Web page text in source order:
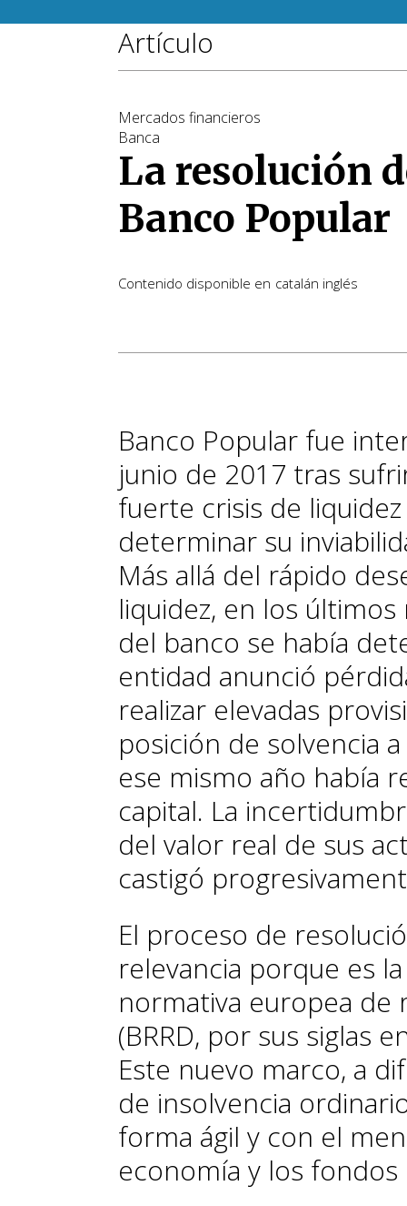
Artículo
Mercados financieros
Banca
La resolución
Banco Popular
Contenido disponible en catalán inglés
Banco Popular fue
junio de 2017 tras
fuerte crisis de
determinar su
Más allá del rápido
liquidez, en los
del banco se había
entidad anunció
realizar elevadas
posición de solvencia
ese mismo año había
capital. La
del valor real de sus
castigó
El proceso de
relevancia porque es
normativa europea de
(BRRD, por sus siglas
Este nuevo marco, a
de insolvencia
forma ágil y con el
economía y los fondos